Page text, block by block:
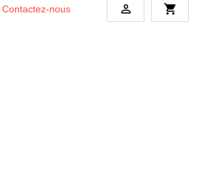
Contactez-nous  shopping_cart